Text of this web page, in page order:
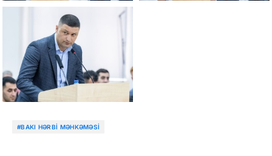
#BAKI HƏRBI MƏHKƏMƏSI